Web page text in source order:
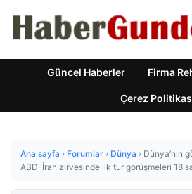
Güncel Haberler Firma
Çerez
Ana sayfa › Forumlar › Dünya › Dünya’nın
ABD-İran zirvesinde ilk tur görüşmeleri 18